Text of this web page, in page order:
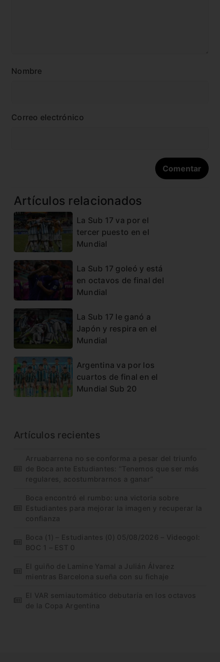
Nombre
Correo electrónico
Artículos relacionados
La Sub 17 va por el
tercer puesto en el
Mundial
La Sub 17 goleó y está
en octavos de final del
Mundial
La Sub 17 le ganó a
Japón y respira en el
Mundial
Argentina va por los
cuartos de final en el
Mundial Sub 20
Artículos recientes
Arruabarrena no se conforma a pesar del triunfo
de Boca ante Estudiantes: “Tenemos que ser más
regulares, acostumbrarnos a ganar”
Boca encontró el rumbo: una victoria sobre
Estudiantes para mejorar la imagen y recuperar la
confianza
Boca (1) – Estudiantes (0) 05/08/2026 – Videogol:
BOC 1 – EST 0
El guiño de Lamine Yamal a Julián Álvarez
mientras Barcelona sueña con su fichaje
El VAR semiautomático debutaría en los octavos
de la Copa Argentina